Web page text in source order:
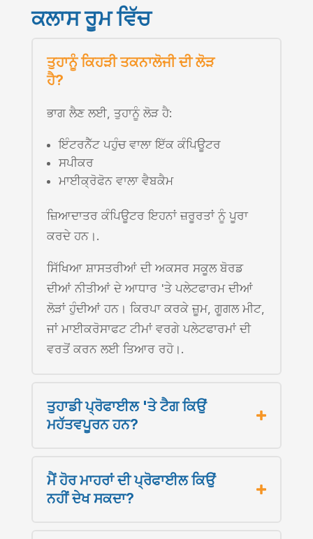
ਕਲਾਸ ਰੂਮ ਵਿੱਚ
ਤੁਹਾਨੂੰ ਕਿਹੜੀ ਤਕਨਾਲੋਜੀ ਦੀ ਲੋੜ
ਹੈ?
ਭਾਗ ਲੈਣ ਲਈ, ਤੁਹਾਨੂੰ ਲੋੜ ਹੈ:
ਇੰਟਰਨੈੱਟ ਪਹੁੰਚ ਵਾਲਾ ਇੱਕ ਕੰਪਿਊਟਰ
ਸਪੀਕਰ
ਮਾਈਕ੍ਰੋਫੋਨ ਵਾਲਾ ਵੈਬਕੈਮ
ਜ਼ਿਆਦਾਤਰ ਕੰਪਿਊਟਰ ਇਹਨਾਂ ਜ਼ਰੂਰਤਾਂ ਨੂੰ ਪੂਰਾ
ਕਰਦੇ ਹਨ।.
ਸਿੱਖਿਆ ਸ਼ਾਸਤਰੀਆਂ ਦੀ ਅਕਸਰ ਸਕੂਲ ਬੋਰਡ
ਦੀਆਂ ਨੀਤੀਆਂ ਦੇ ਆਧਾਰ 'ਤੇ ਪਲੇਟਫਾਰਮ ਦੀਆਂ
ਲੋੜਾਂ ਹੁੰਦੀਆਂ ਹਨ। ਕਿਰਪਾ ਕਰਕੇ ਜ਼ੂਮ, ਗੂਗਲ ਮੀਟ,
ਜਾਂ ਮਾਈਕਰੋਸਾਫਟ ਟੀਮਾਂ ਵਰਗੇ ਪਲੇਟਫਾਰਮਾਂ ਦੀ
ਵਰਤੋਂ ਕਰਨ ਲਈ ਤਿਆਰ ਰਹੋ।.
ਤੁਹਾਡੀ ਪ੍ਰੋਫਾਈਲ 'ਤੇ ਟੈਗ ਕਿਉਂ
ਮਹੱਤਵਪੂਰਨ ਹਨ?
ਮੈਂ ਹੋਰ ਮਾਹਰਾਂ ਦੀ ਪ੍ਰੋਫਾਈਲ ਕਿਉਂ
ਨਹੀਂ ਦੇਖ ਸਕਦਾ?